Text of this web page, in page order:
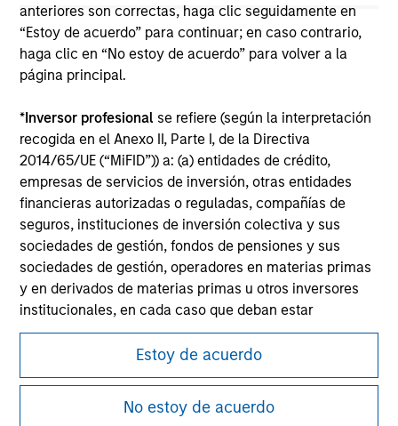
anteriores son correctas, haga clic seguidamente en
“Estoy de acuerdo” para continuar; en caso contrario,
haga clic en “No estoy de acuerdo” para volver a la
página principal.
*Inversor profesional se refiere (según la interpretación
recogida en el Anexo II, Parte I, de la Directiva
2014/65/UE (“MiFID”)) a: (a) entidades de crédito,
empresas de servicios de inversión, otras entidades
financieras autorizadas o reguladas, compañías de
seguros, instituciones de inversión colectiva y sus
sociedades de gestión, fondos de pensiones y sus
sociedades de gestión, operadores en materias primas
y en derivados de materias primas u otros inversores
institucionales, en cada caso que deban estar
autorizados o regulados para operar en mercados
financieros; (b) grandes empresas que, a escala
individual, cumplan dos de los siguientes requisitos de
EUR, (ii) volumen de negocios neto: 40.000.000 EUR o
Estoy de acuerdo
No estoy de acuerdo
All investing involves risks, including a loss of principal.
Please refer to the strategy detail page for important
information on the strategy, including additional risk
considerations.
Morgan Stanley Careers